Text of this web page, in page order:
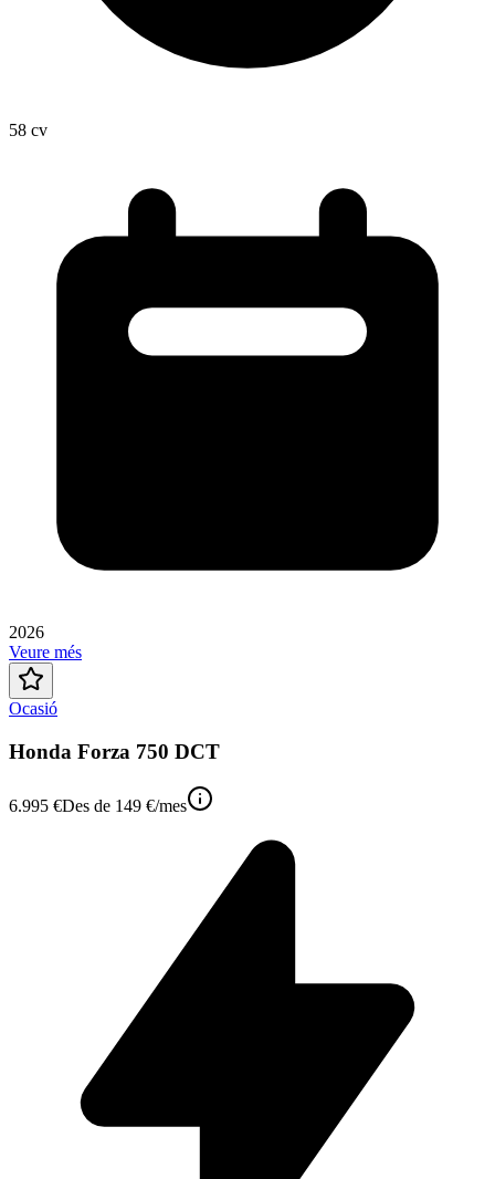
58 cv
2026
Veure més
Ocasió
Honda Forza 750 DCT
6.995 €Des de 149 €/mes